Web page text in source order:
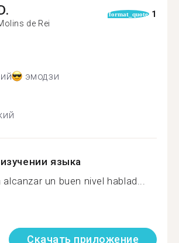
de Rei
format_quote 1
эмодзи
языка
alcanzar un buen nivel hablad...
Скачать приложение